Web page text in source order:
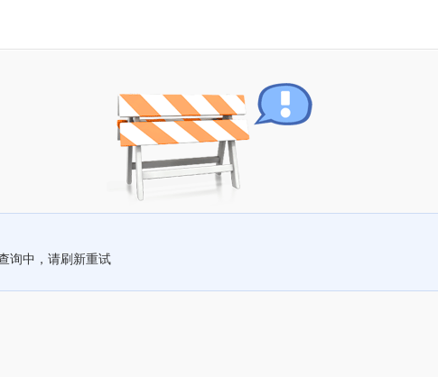
询中，请刷新重试